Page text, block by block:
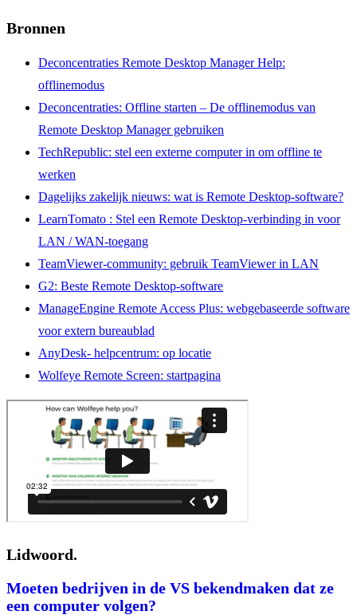
Bronnen
Deconcentraties Remote Desktop Manager Help:
offlinemodus
Deconcentraties: Offline starten – De offlinemodus van
Remote Desktop Manager gebruiken
TechRepublic: stel een externe computer in om offline te
werken
Dagelijks zakelijk nieuws: wat is Remote Desktop-software?
LearnTomato : Stel een Remote Desktop-verbinding in voor
LAN / WAN-toegang
TeamViewer-community: gebruik TeamViewer in LAN
G2: Beste Remote Desktop-software
ManageEngine Remote Access Plus: webgebaseerde software
voor extern bureaublad
AnyDesk- helpcentrum: op locatie
Wolfeye Remote Screen: startpagina
Lidwoord.
Moeten bedrijven in de VS bekendmaken dat ze
een computer volgen?